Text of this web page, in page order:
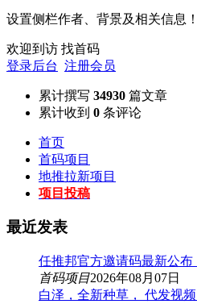
设置侧栏作者、背景及相关信息！
欢迎到访 找首码
登录后台 注册会员
累计撰写 34930 篇文章
累计收到 0 条评论
首页
首码项目
地推拉新项目
项目投稿
最近发表
任推邦官方邀请码最新公布
首码项目2026年08月07日
白泽，全新种草， 代发视